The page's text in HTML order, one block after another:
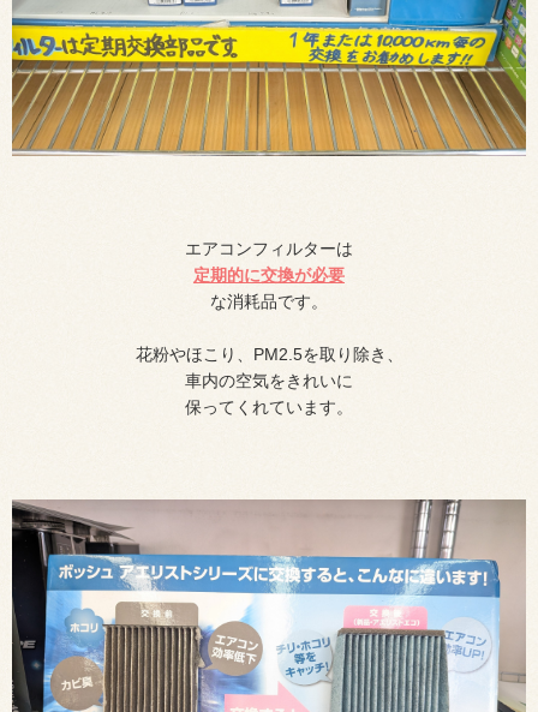
エアコンフィルターは
定期的に交換が必要
な消耗品です。
花粉やほこり、PM2.5を取り除き、
車内の空気をきれいに
保ってくれています。